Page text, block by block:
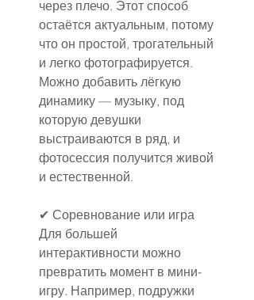
через плечо. Этот способ
остаётся актуальным, потому
что он простой, трогательный
и легко фотографируется.
Можно добавить лёгкую
динамику — музыку, под
которую девушки
выстраиваются в ряд, и
фотосессия получится живой
и естественной.
✔ Соревнование или игра
Для большей
интерактивности можно
превратить момент в мини-
игру. Например, подружки